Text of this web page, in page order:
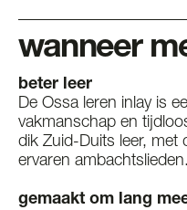
wanneer
beter leer
De Ossa leren inlay is
vakmanschap en
dik Zuid-Duits leer, met
ervaren ambachtslieden.
gemaakt om lang